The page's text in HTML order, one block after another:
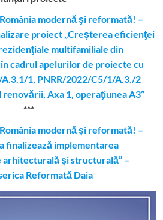
modernă şi reformată! –
proiect „Creşterea eficienţei
multifamiliale din
cadrul apelurilor de proiecte cu
1, PNRR/2022/C5/1/A.3./2
renovării, Axa 1, operaţiunea A3”
***
modernă și reformată! –
finalizează implementarea
arhitecturală și structurală” –
Reformată Daia